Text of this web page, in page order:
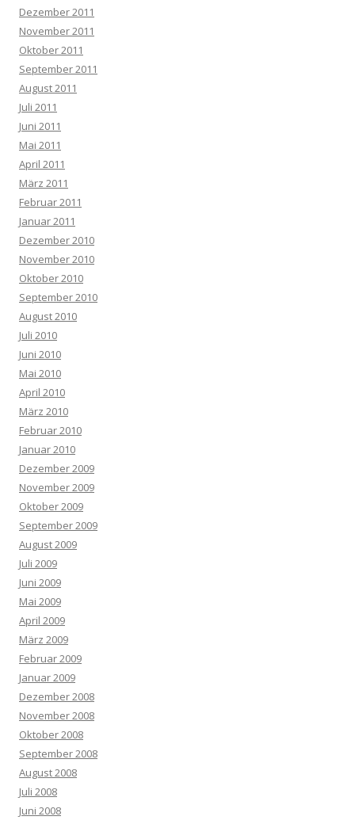
Dezember 2011
November 2011
Oktober 2011
September 2011
August 2011
Juli 2011
Juni 2011
Mai 2011
April 2011
März 2011
Februar 2011
Januar 2011
Dezember 2010
November 2010
Oktober 2010
September 2010
August 2010
Juli 2010
Juni 2010
Mai 2010
April 2010
März 2010
Februar 2010
Januar 2010
Dezember 2009
November 2009
Oktober 2009
September 2009
August 2009
Juli 2009
Juni 2009
Mai 2009
April 2009
März 2009
Februar 2009
Januar 2009
Dezember 2008
November 2008
Oktober 2008
September 2008
August 2008
Juli 2008
Juni 2008